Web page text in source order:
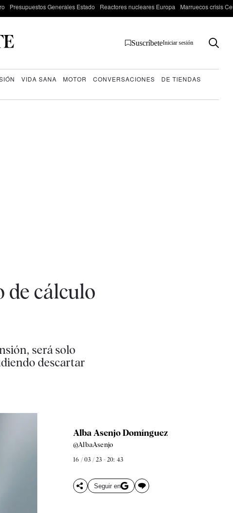
Presupuestos Generales Estado Reactores nucleares Europa Marruecos crisis
SuscríbeteIniciar sesión
VIDA SANA MOTOR CONVERSACIONES
DE TIENDAS
de cálculo
será solo
descartar
Alba Asenjo Domínguez
@AlbaAsenjo
16 / 03 / 23 - 20: 43
Seguir en